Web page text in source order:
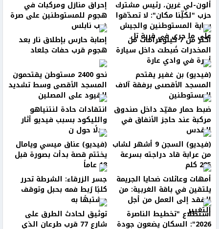
ألون-لي غرين، رئيس مشترك
حزب "لكلِّنا مكان": لا تصدّقوا
رواية المستوطنين والجيش
على ما جرى في قرية تل
إحراق منازل ومركبات في
هجوم للمستوطنين على صرة
غرب نابلس
أكثر من 7 كيلوغرامات من
المخدرات ضُبطت داخل سيارة
أجرة في وادي عارة
إصابة حارس بإطلاق نار بعد
هجوم قرب حفات جلعاد
(فيديو) بن غفير يقتحم
المسجد الأقصىى برفقة آلاف
المستوطنين
نحو 2400 مستوطن يقتحمون
المسجد الأقصى وسط تشديد
القيود على المصلين
ضبط حمار مقيّد داخل صندوق
مركبة عند حاجز الأنفاق في
القدس
انتقادات حادة لنتنياهو
والليكود بسبب فيديو أثار
جدلًا حول ن
(فيديو) السجن 9 أشهر لشاب
من عرابة قاد دراجته بسرعة
285 كلم
(فيديو) عناق ميسي ويامال
يختتم قصة بدأت بصورة قبل
18 عاماً
أمهات وعائلات ضحايا الجريمة
يلتقين في باقة الغربية: من
الفقد إلى العمل من أجل
التغيير
جسر الزرقاء: الشرطة تحرر
كلبًا رُبط فمه بحبل وتوقف
مشتبهًا به
استطلاع "تخطيط الناصرة
2026": السكان يضعون جودة
توثيق لحادث الطرق على
شارع 77 قرب طرعان الذي